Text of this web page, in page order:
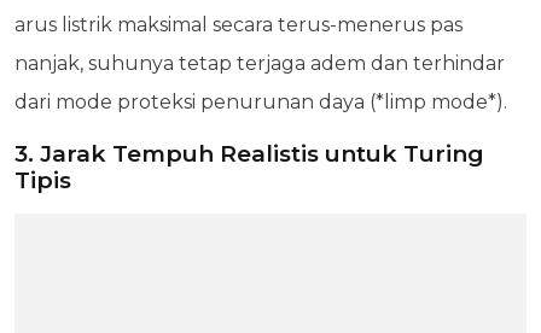
arus listrik maksimal secara terus-menerus pas
nanjak, suhunya tetap terjaga adem dan terhindar
dari mode proteksi penurunan daya (*limp mode*).
3. Jarak Tempuh Realistis untuk Turing
Tipis